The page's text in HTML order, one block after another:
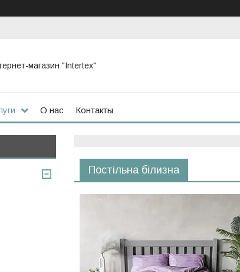
магазин "Intertex"
О нас Контакты
Постільна білизна